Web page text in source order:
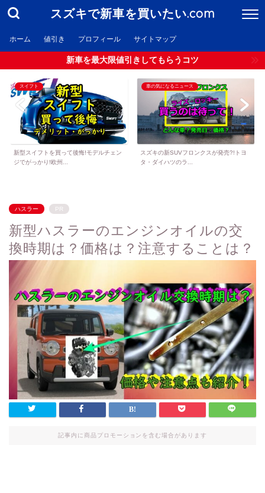
スズキで新車を買いたい.com
ホーム 値引き プロフィール サイトマップ
新車を最大限値引きしてもらうコツ
スイフト
新型スイフトを買って後悔!モデルチェン
ジでがっかり!欧州...
車の気になるニュース
スズキの新SUVフロンクスが発売?!トヨ
タ・ダイハツのラ...
ハスラー PR
新型ハスラーのエンジンオイルの交
換時期は？価格は？注意することは？
記事内に商品プロモーションを含む場合があります